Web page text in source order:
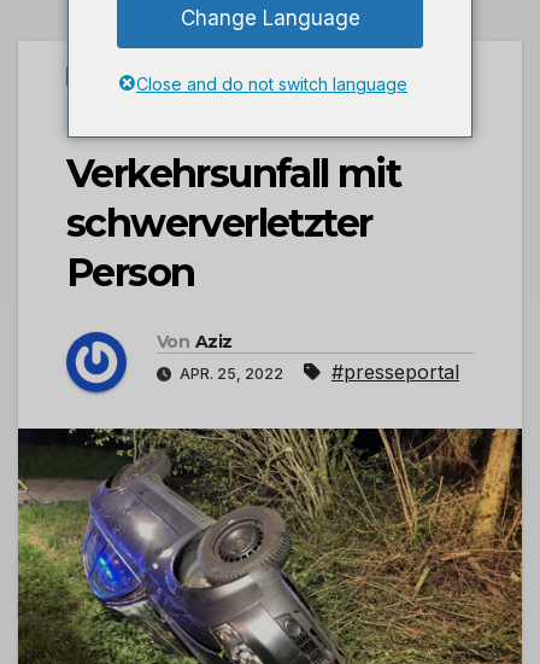
PRESSEPORTAL
POL-PDKH:
Verkehrsunfall mit
schwerverletzter
Person
Von Aziz
APR. 25, 2022 #presseportal
Change Language
Close and do not switch language